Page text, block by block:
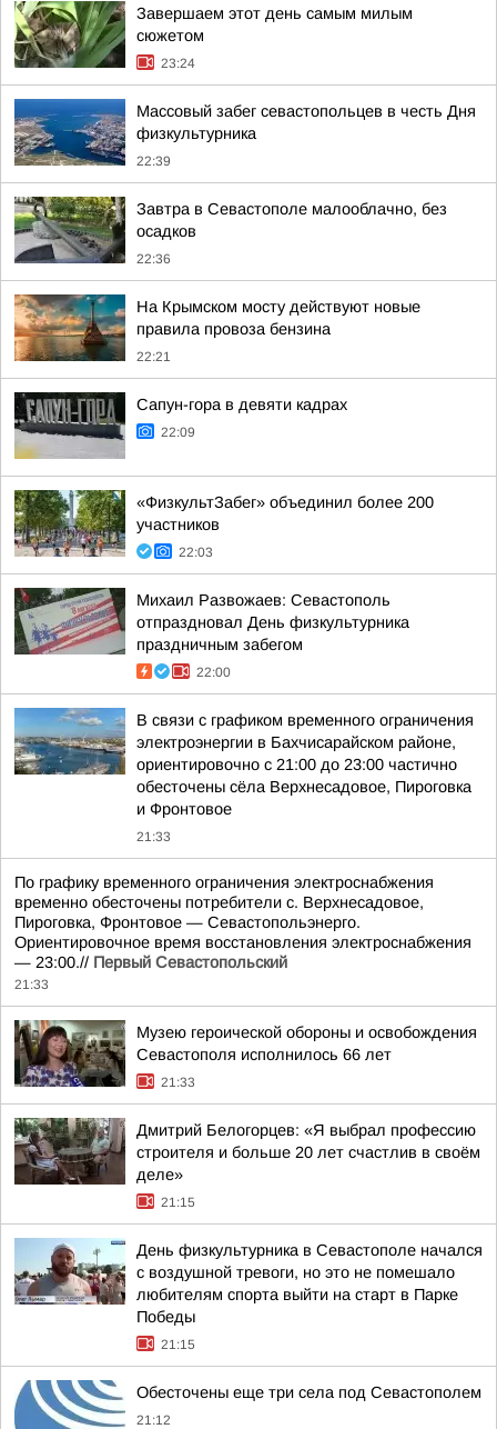
Завершаем этот день самым милым
сюжетом
23:24
Массовый забег севастопольцев в честь Дня
физкультурника
22:39
Завтра в Севастополе малооблачно, без
осадков
22:36
На Крымском мосту действуют новые
правила провоза бензина
22:21
Сапун-гора в девяти кадрах
22:09
«ФизкультЗабег» объединил более 200
участников
22:03
Михаил Развожаев: Севастополь
отпраздновал День физкультурника
праздничным забегом
22:00
В связи с графиком временного ограничения
электроэнергии в Бахчисарайском районе,
ориентировочно с 21:00 до 23:00 частично
обесточены сёла Верхнесадовое, Пироговка
и Фронтовое
21:33
По графику временного ограничения электроснабжения
временно обесточены потребители с. Верхнесадовое,
Пироговка, Фронтовое — Севастопольэнерго.
Ориентировочное время восстановления электроснабжения
— 23:00.// Первый Севастопольский
21:33
Музею героической обороны и освобождения
Севастополя исполнилось 66 лет
21:33
Дмитрий Белогорцев: «Я выбрал профессию
строителя и больше 20 лет счастлив в своём
деле»
21:15
День физкультурника в Севастополе начался
с воздушной тревоги, но это не помешало
любителям спорта выйти на старт в Парке
Победы
21:15
Обесточены еще три села под Севастополем
21:12